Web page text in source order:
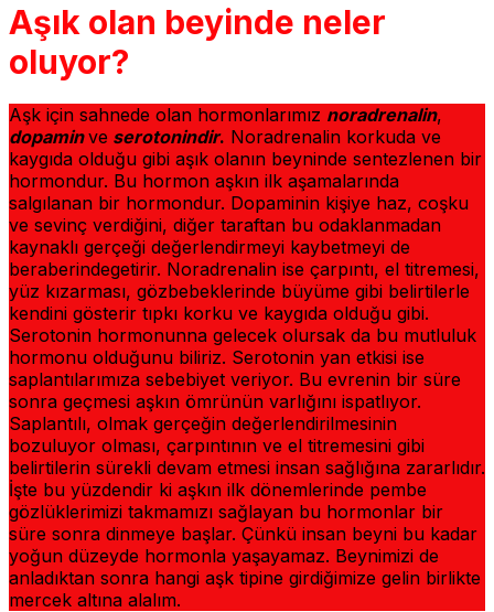
Aşık olan beyinde neler
oluyor?
Aşk için sahnede olan hormonlarımız noradrenalin,
dopamin ve serotonindir. Noradrenalin korkuda ve
kaygıda olduğu gibi aşık olanın beyninde sentezlenen bir
hormondur. Bu hormon aşkın ilk aşamalarında
salgılanan bir hormondur. Dopaminin kişiye haz, coşku
ve sevinç verdiğini, diğer taraftan bu odaklanmadan
kaynaklı gerçeği değerlendirmeyi kaybetmeyi de
beraberindegetirir. Noradrenalin ise çarpıntı, el titremesi,
yüz kızarması, gözbebeklerinde büyüme gibi belirtilerle
kendini gösterir tıpkı korku ve kaygıda olduğu gibi.
Serotonin hormonunna gelecek olursak da bu mutluluk
hormonu olduğunu biliriz. Serotonin yan etkisi ise
saplantılarımıza sebebiyet veriyor. Bu evrenin bir süre
sonra geçmesi aşkın ömrünün varlığını ispatlıyor.
Saplantılı, olmak gerçeğin değerlendirilmesinin
bozuluyor olması, çarpıntının ve el titremesini gibi
belirtilerin sürekli devam etmesi insan sağlığına zararlıdır.
İşte bu yüzdendir ki aşkın ilk dönemlerinde pembe
gözlüklerimizi takmamızı sağlayan bu hormonlar bir
süre sonra dinmeye başlar. Çünkü insan beyni bu kadar
yoğun düzeyde hormonla yaşayamaz. Beynimizi de
anladıktan sonra hangi aşk tipine girdiğimize gelin birlikte
mercek altına alalım.